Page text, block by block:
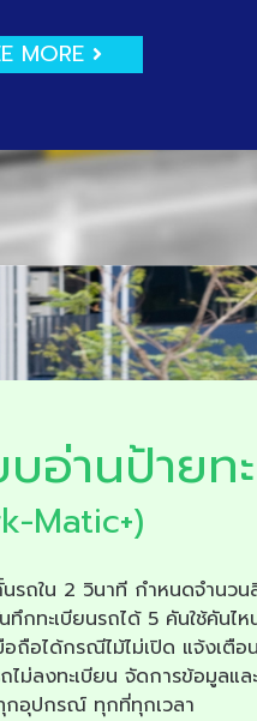
MORE
บอ่านป้ายท
Matic+)
นรถใน 2 วินาที กำหนดจำนว
ทึกทะเบียนรถได้ 5 คันใช้คันไ
อถือได้กรณีไม้ไม่เปิด แจ้งเตื
ถไม่ลงทะเบียน จัดการข้อมูลแ
กอุปกรณ์ ทุกที่ทุกเวลา